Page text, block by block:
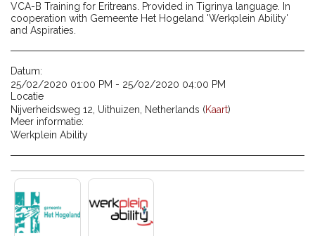
VCA-B Training for Eritreans. Provided in Tigrinya language. In
cooperation with Gemeente Het Hogeland 'Werkplein Ability'
and Aspiraties.
Datum:
25/02/2020 01:00 PM - 25/02/2020 04:00 PM
Locatie
Nijverheidsweg 12, Uithuizen, Netherlands (Kaart)
Meer informatie:
Werkplein Ability